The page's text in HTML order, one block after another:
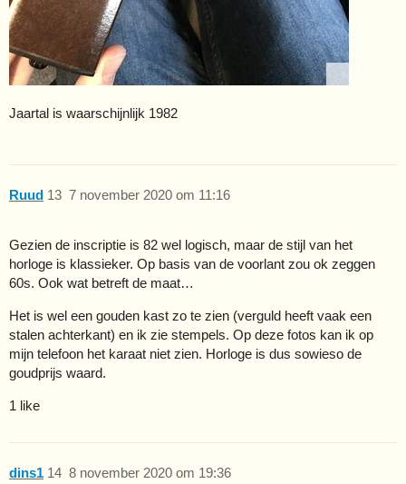
Jaartal is waarschijnlijk 1982
Ruud 7 november 2020 om 11:16
13
Gezien de inscriptie is 82 wel logisch, maar de stijl van het
horloge is klassieker. Op basis van de voorlant zou ok zeggen
60s. Ook wat betreft de maat…
Het is wel een gouden kast zo te zien (verguld heeft vaak een
stalen achterkant) en ik zie stempels. Op deze fotos kan ik op
mijn telefoon het karaat niet zien. Horloge is dus sowieso de
goudprijs waard.
1 like
dins1 8 november 2020 om 19:36
14